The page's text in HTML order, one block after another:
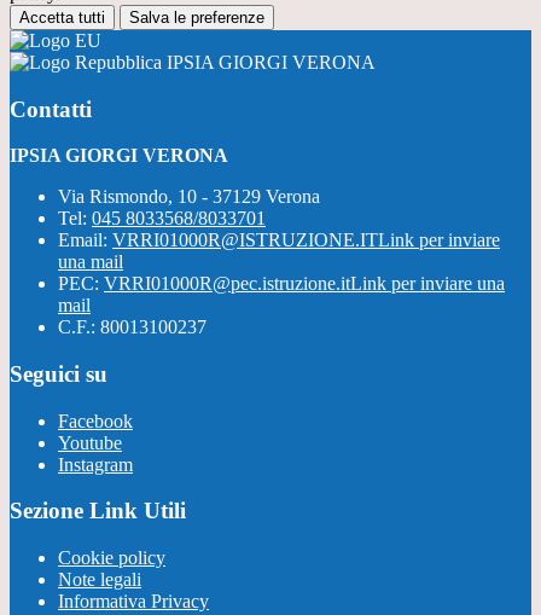
Accetta tutti Salva le preferenze
IPSIA GIORGI VERONA
Contatti
IPSIA GIORGI VERONA
Via Rismondo, 10 - 37129 Verona
Tel: 045 8033568/8033701
Email: VRRI01000R@ISTRUZIONE.ITLink per inviare
una mail
PEC: VRRI01000R@pec.istruzione.itLink per inviare una
mail
C.F.: 80013100237
Seguici su
Facebook
Youtube
Instagram
Sezione Link Utili
Cookie policy
Note legali
Informativa Privacy